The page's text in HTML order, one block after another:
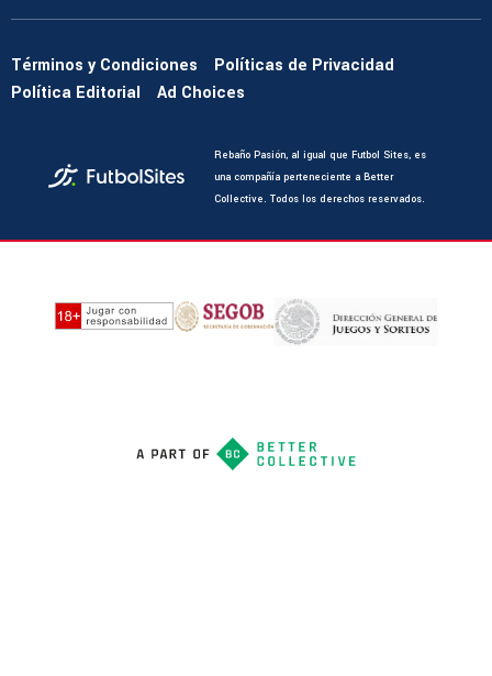
Términos y Condiciones
Políticas de Privacidad
Política Editorial
Ad Choices
Rebaño Pasión, al igual que Futbol Sites, es
una compañía perteneciente a Better
Collective. Todos los derechos reservados.